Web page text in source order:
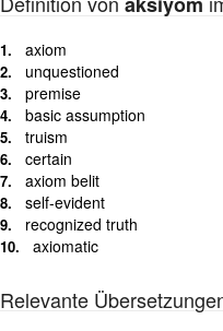
axiom
unquestioned
premise
basic assumption
truism
certain
axiom belit
self-evident
recognized truth
axiomatic
Relevante